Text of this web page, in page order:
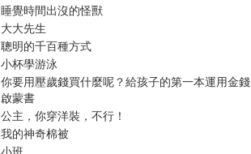
睡覺時間出沒的怪獸
大大先生
聰明的千百種方式
小杯學游泳
你要用壓歲錢買什麼呢？給孩子的第一本運用金錢
啟蒙書
公主，你穿洋裝，不行！
我的神奇棉被
小班